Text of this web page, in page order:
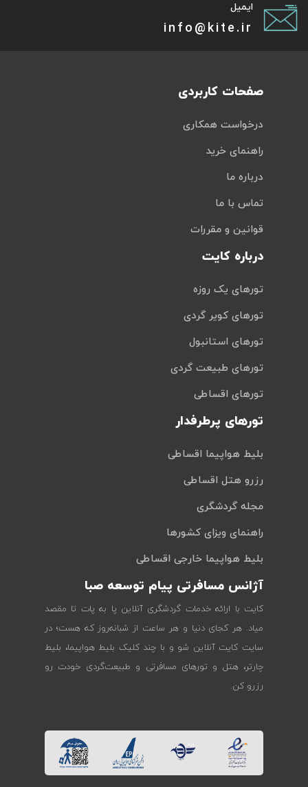
ایمیل
info@kite.ir
صفحات کاربردی
درخواست همکاری
راهنمای خرید
درباره ما
تماس با ما
قوانین و مقررات
درباره کایت
تورهای یک روزه
تورهای کویر گردی
تورهای استانبول
تورهای طبیعت گردی
تورهای اقساطی
تورهای پرطرفدار
بلیط هواپیما اقساطی
رزرو هتل اقساطی
مجله گردشگری
راهنمای ویزای کشورها
بلیط هواپیما خارجی اقساطی
آژانس مسافرتی پیام توسعه صبا
کایت با ارائه خدمات گردشگری آنلاین پا به پات تا مقصد
میاد. هر کجای دنیا و هر ساعت از شبانه‌روز که هست؛ در
سایت کایت آنلاین شو و با چند کلیک بلیط هواپیما، بلیط
چارتر، هتل و تورهای مسافرتی و طبیعت‌گردی خودت رو
رزرو کن.